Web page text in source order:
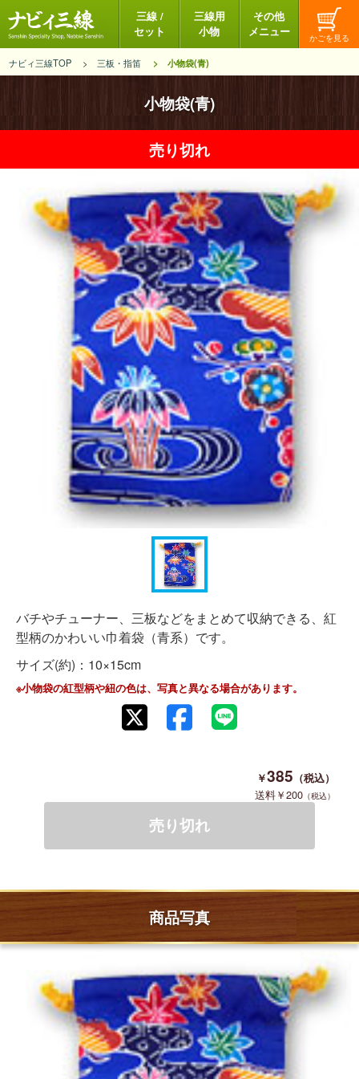
三線 /
セット
三線用
小物
その他
メニュー
ナビィ三線TOP 三板・指笛 小物袋(青)
小物袋(青)
バチやチューナー、三板などをまとめて収納できる、紅
型柄のかわいい巾着袋（青系）です。
サイズ(約)：10×15cm
※小物袋の紅型柄や紐の色は、写真と異なる場合があります。
385
200
商品写真